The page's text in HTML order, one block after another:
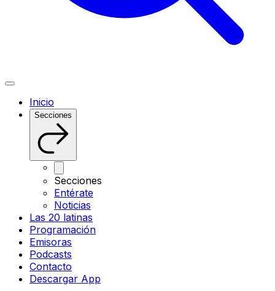
Inicio
Secciones
Secciones
Entérate
Noticias
Las 20 latinas
Programación
Emisoras
Podcasts
Contacto
Descargar App